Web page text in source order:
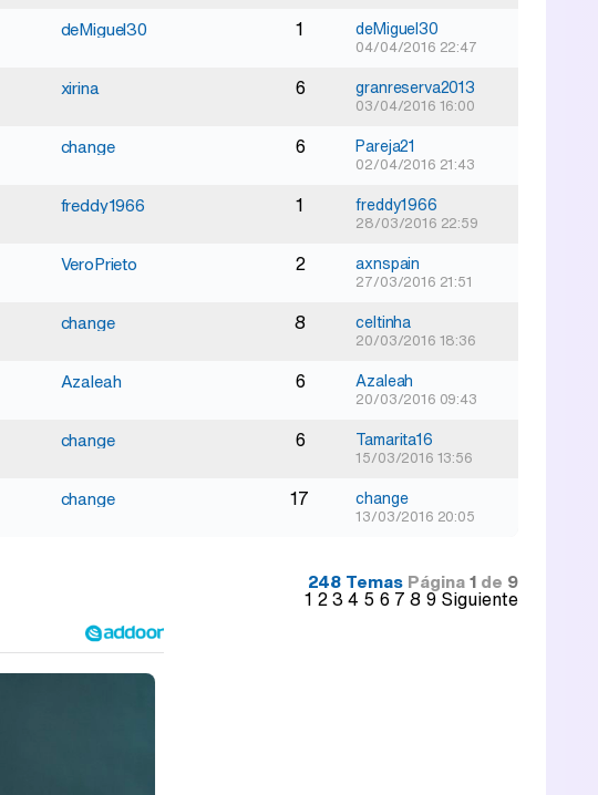
deMiguel30 1 deMiguel30
04/04/2016 22:47
xirina 6 granreserva2013
03/04/2016 16:00
change 6 Pareja21
02/04/2016 21:43
freddy1966 1 freddy1966
28/03/2016 22:59
VeroPrieto 2 axnspain
27/03/2016 21:51
change 8 celtinha
20/03/2016 18:36
Azaleah 6 Azaleah
20/03/2016 09:43
change 6 Tamarita16
15/03/2016 13:56
change 17 change
13/03/2016 20:05
248 Temas Página1 de 9
1 234 5 6 7 8 9 Siguiente